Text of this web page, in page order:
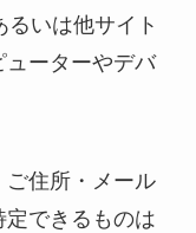
いは他サイト
ューターやデバ
ご住所・メール
できるものは